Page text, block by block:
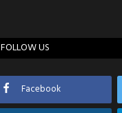
FOLLOW US
Facebook